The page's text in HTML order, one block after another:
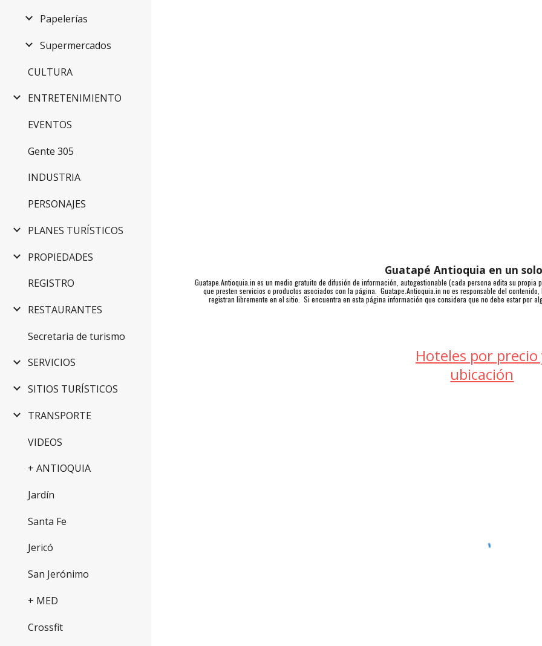
Papelerías
Supermercados
CULTURA
ENTRETENIMIENTO
EVENTOS
Gente 305
INDUSTRIA
PERSONAJES
PLANES TURÍSTICOS
PROPIEDADES
REGISTRO
RESTAURANTES
Secretaria de turismo
SERVICIOS
SITIOS TURÍSTICOS
TRANSPORTE
VIDEOS
+ ANTIOQUIA
Jardín
Santa Fe
Jericó
San Jerónimo
+ MED
Crossfit
Guatapé Antioquia en un
Guatape.Antioquia.in es un medio gratuito de difusión de información, autogestionable (cada persona edita su
que presten servicios o productos asociados con la página. Guatape.Antioquia.in no es responsable del
registran libremente en el sitio. Si encuentra en esta página información que considera que no debe estar por
Hoteles por precio
ubicación